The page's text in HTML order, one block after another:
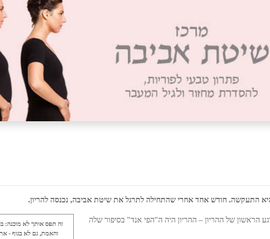
היא התעקשה. חודש אחד אחרי שהתחילה לתרגל את שיטת אביבה, נכנסה להריון.
זה תפס אותך לא
והאמת, גם לא בגוף -
של ההריון – ההריון היה ה"הפי אנד" בסיפור שלה